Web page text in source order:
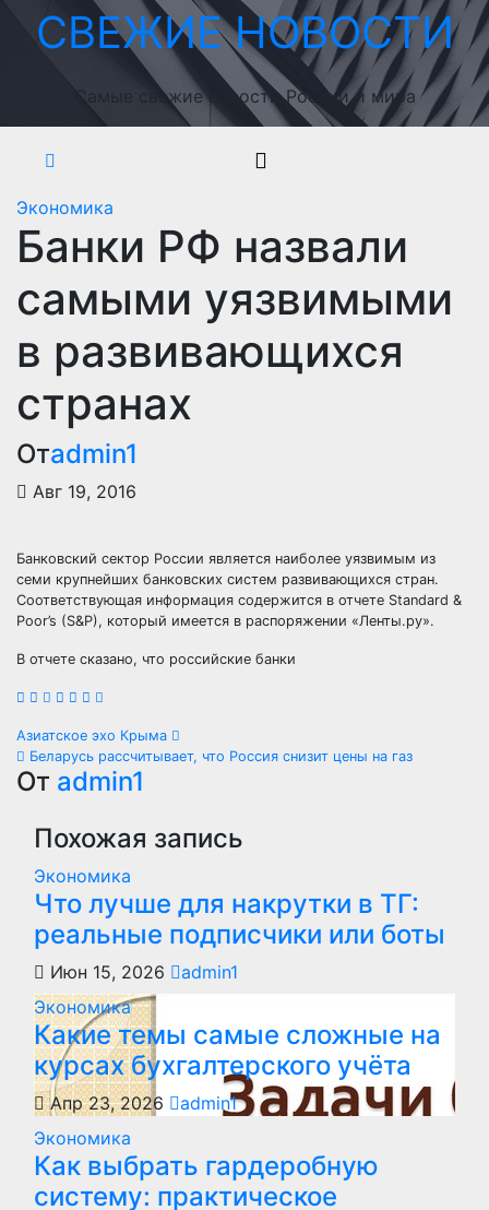
ПерейтиСВЕЖИЕ НОВОСТИ
Самые свежие новости России и мира
Экономика
Банки РФ назвали
самыми уязвимыми
в развивающихся
странах
Отadmin1
Авг 19, 2016
Банковский сектор России является наиболее уязвимым из
семи крупнейших банковских систем развивающихся стран.
Соответствующая информация содержится в отчете Standard &
Poor’s (S&P), который имеется в распоряжении «Ленты.ру».
В отчете сказано, что российские банки
Навигация
по
записям
Азиатское эхо Крыма
Беларусь рассчитывает, что Россия снизит цены на газ
От admin1
Похожая запись
Экономика
Что лучше для накрутки в ТГ:
реальные подписчики или боты
Июн 15, 2026
admin1
Экономика
Какие темы самые сложные на
курсах бухгалтерского учёта
Апр 23, 2026
admin1
Экономика
Как выбрать гардеробную
систему: практическое